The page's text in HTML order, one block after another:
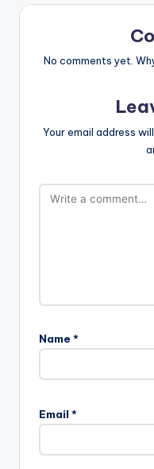
No comments yet.
Your email address
Name *
Email *